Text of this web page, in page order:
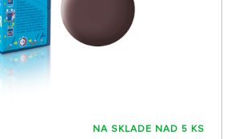
NA SKLADE NAD 5 KS